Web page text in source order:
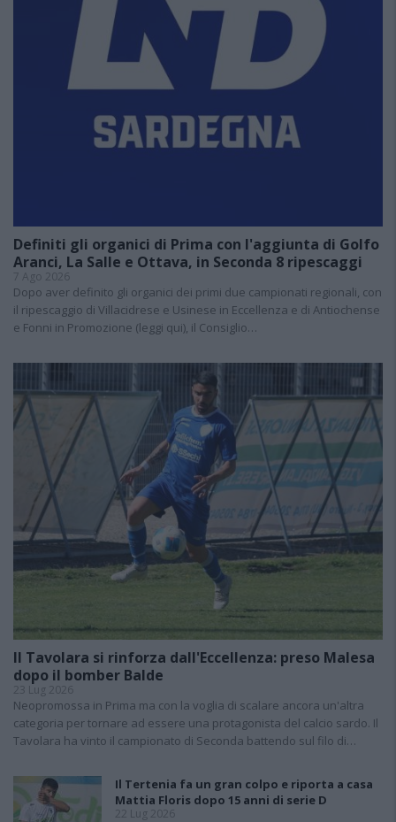
Definiti gli organici di Prima con l'aggiunta di Golfo
Aranci, La Salle e Ottava, in Seconda 8 ripescaggi
7 Ago 2026
Dopo aver definito gli organici dei primi due campionati regionali, con
il ripescaggio di Villacidrese e Usinese in Eccellenza e di Antiochense
e Fonni in Promozione (leggi qui), il Consiglio…
Il Tavolara si rinforza dall'Eccellenza: preso Malesa
dopo il bomber Balde
23 Lug 2026
Neopromossa in Prima ma con la voglia di scalare ancora un'altra
categoria per tornare ad essere una protagonista del calcio sardo. Il
Tavolara ha vinto il campionato di Seconda battendo sul filo di…
Il Tertenia fa un gran colpo e riporta a casa
Mattia Floris dopo 15 anni di serie D
22 Lug 2026